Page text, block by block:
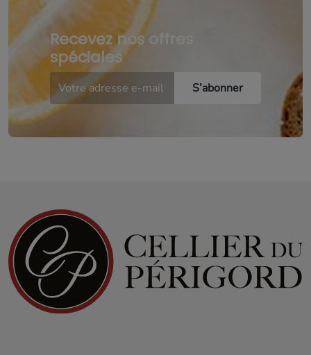
Recevez nos offres
spéciales